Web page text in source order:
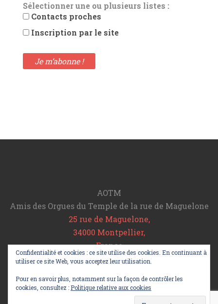
Sélectionner une ou plusieurs listes :
Contacts proches
Inscription par le site
AOTM
Amis des Orgues du Temple de la rue de Maguelone
25 rue de Maguelone,
34000 Montpellier,
France
Tel : 06 78 20 11 64
Confidentialité et cookies : ce site utilise des cookies. En continuant à
utiliser ce site Web, vous acceptez leur utilisation.
Pour en savoir plus, notamment sur la façon de contrôler les
cookies, consultez :Politique relative aux cookies